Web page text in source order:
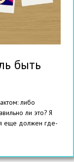
быть
либо
ли это? Я
еще должен где-